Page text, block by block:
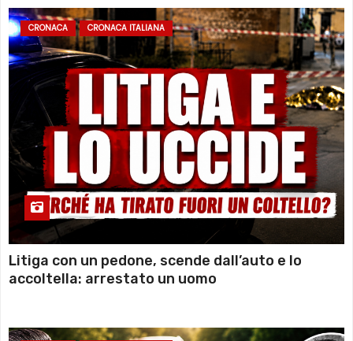
CRONACA CRONACA ITALIANA
Litiga con un pedone, scende dall’auto e lo
accoltella: arrestato un uomo